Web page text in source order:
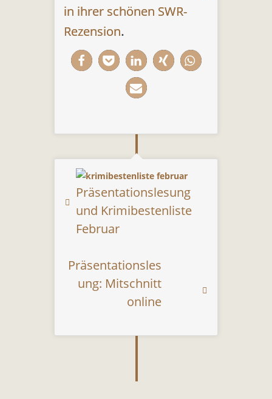
in ihrer schönen SWR-
Rezension.
Präsentationslesung
und Krimibestenliste
Februar
Präsentationsles
ung: Mitschnitt
online